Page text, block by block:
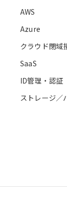
AWS
Azure
クラウド閉域
SaaS
ID管理・認証
ストレージ／